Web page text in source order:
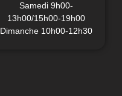
Samedi 9h00-
13h00/15h00-19h00
Dimanche 10h00-12h30